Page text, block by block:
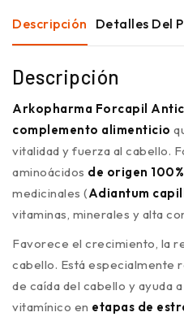
Descripción Detalles Del
Descripción
Arkopharma Forcapil
complemento alimenticio
vitalidad y fuerza al cabello.
aminoácidos de origen
medicinales (Adiantum
vitaminas, minerales y alta
Favorece el crecimiento, la
cabello. Está especialmente
de caída del cabello y ayuda
vitamínico en etapas de